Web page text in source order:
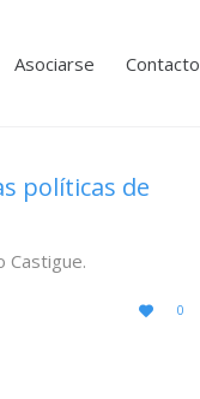
Asociarse Contacto
políticas de
Castigue.

LOVE
IT
0